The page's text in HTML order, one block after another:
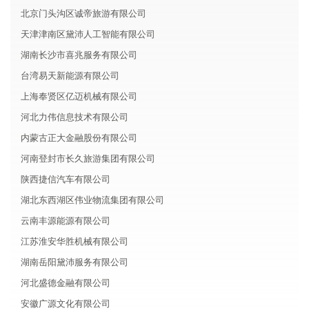
北京门头沟区诚帝旅游有限公司
天津津南区黛沛人工智能有限公司
湖南长沙市喜兆服务有限公司
台湾易天新能源有限公司
上海奉贤区亿迈机械有限公司
河北力伟信息技术有限公司
内蒙古正大金融股份有限公司
河南登封市长久旅游集团有限公司
陕西捷信汽车有限公司
湖北东西湖区伟业物流集团有限公司
云南丰源能源有限公司
江苏淮安华胜机械有限公司
湖南岳阳黛沛服务有限公司
河北盛德金融有限公司
安徽广源文化有限公司